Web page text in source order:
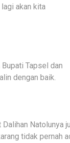
akan kita
Tapsel dan
dengan baik.
Natolunya
tidak pernah